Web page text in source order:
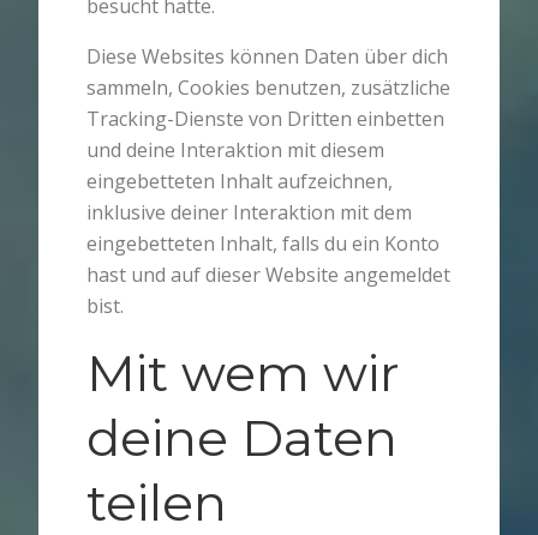
besucht hätte.
Diese Websites können Daten über dich
sammeln, Cookies benutzen, zusätzliche
Tracking-Dienste von Dritten einbetten
und deine Interaktion mit diesem
eingebetteten Inhalt aufzeichnen,
inklusive deiner Interaktion mit dem
eingebetteten Inhalt, falls du ein Konto
hast und auf dieser Website angemeldet
bist.
Mit wem wir
deine Daten
teilen